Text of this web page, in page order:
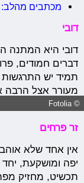
מכתבים מהלב:
דובי
דובי היא המתנה
דברים חמודים,
תמיד יש התרגשות
מעורר אצל הרבה
© Fotolia
זר פרחים
אין אחד שלא
יפה ומושקעת,
תכשיט, מחזיק